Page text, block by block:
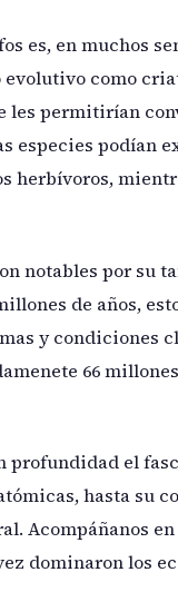
es, en muchos
como
permitirían
especies podían
herbívoros,
notables por su
de años,
y condiciones
66
profundidad el
hasta su
Acompáñanos
dominaron los